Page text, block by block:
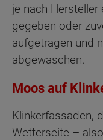
je nach
gegeben oder
aufgetragen und
abgewaschen.
Moos auf
Klinkerfassaden,
Wetterseite –